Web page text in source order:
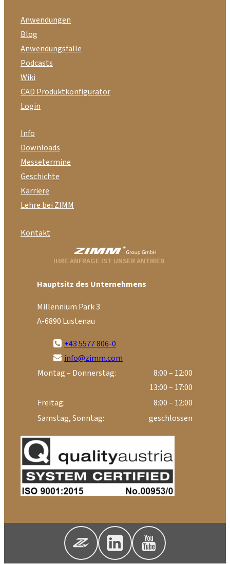
Anwendungen
Blog
Anwendungsfälle
Podcasts
Wiki
CAD Produktkonfigurator
Login
Info
Downloads
Messetermine
Geschichte
Karriere
Lehre bei ZIMM
Kontakt
IHRE ANFRAGE IST UNSER ANTRIEB
Hauptsitz des Unternehmens
Millennium Park 3
A-6890 Lustenau
+43 5577 806-0
info@zimm.com
Montag – Donnerstag:
8:00 – 12:00
13:00 – 17:00
Freitag:
8:00 – 12:00
Samstag, Sonntag:
geschlossen